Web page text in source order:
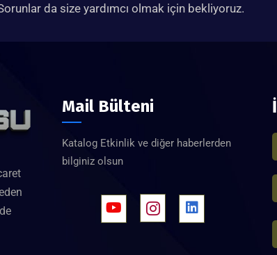
da size yardımcı olmak için bekliyoruz.
Mail Bülteni
Katalog Etkinlik ve diğer haberlerden
bilginiz olsun